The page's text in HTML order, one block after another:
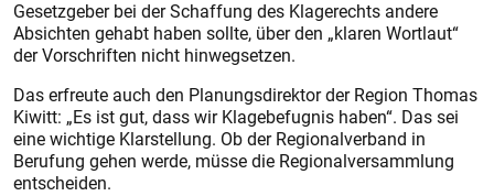
Gesetzgeber bei der Schaffung des Klagerechts andere
Absichten gehabt haben sollte, über den „klaren Wortlaut“
der Vorschriften nicht hinwegsetzen.
Das erfreute auch den Planungsdirektor der Region Thomas
Kiwitt: „Es ist gut, dass wir Klagebefugnis haben“. Das sei
eine wichtige Klarstellung. Ob der Regionalverband in
Berufung gehen werde, müsse die Regionalversammlung
entscheiden.